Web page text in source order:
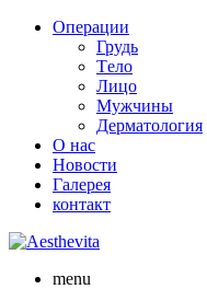
Skip
Операции
Грудь
Tело
Лицо
Мужчины
Дерматология
О нас
Новости
Галерея
контакт
menu